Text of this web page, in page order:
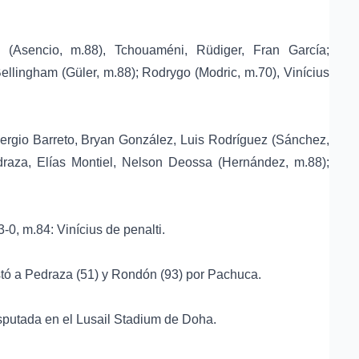
m.88), Tchouaméni, Rüdiger, Fran García;
(Güler, m.88); Rodrygo (Modric, m.70), Vinícius
Barreto, Bryan González, Luis Rodríguez (Sánchez,
Elías Montiel, Nelson Deossa (Hernández, m.88);
0, m.84: Vinícius de penalti.
a Pedraza (51) y Rondón (93) por Pachuca.
en el Lusail Stadium de Doha.